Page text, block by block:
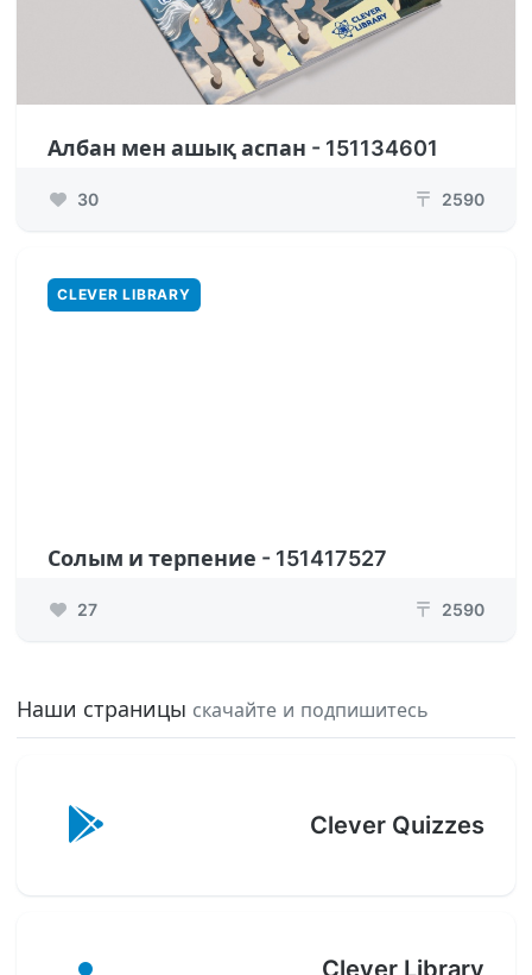
Албан мен ашық аспан - 151134601
30 ₸ 2590
CLEVER LIBRARY
Солым и терпение - 151417527
27 ₸ 2590
Наши страницы скачайте и подпишитесь
Clever Quizzes
Clever Library